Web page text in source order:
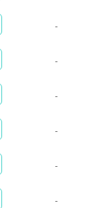
-
-
-
-
-
-